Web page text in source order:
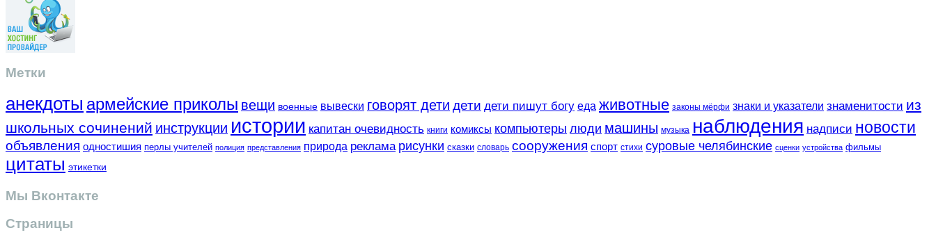
Метки
анекдоты армейские приколы вещи военные вывески говорят дети дети дети пишут богу еда животные законы мёрфи знаки и указатели знаменитости из
школьных сочинений инструкции истории капитан очевидность книги комиксы компьютеры люди машины музыка наблюдения надписи новости
объявления одностишия перлы учителей полиция представления природа реклама рисунки сказки словарь сооружения спорт стихи суровые челябинские сценки устройства фильмы
цитаты этикетки
Мы Вконтакте
Страницы